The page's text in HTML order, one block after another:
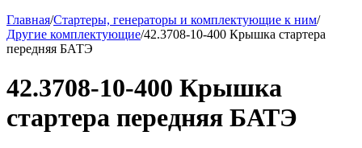
Главная/Стартеры, генераторы и комплектующие к ним/
Другие комплектующие/42.3708-10-400 Крышка стартера
передняя БАТЭ
42.3708-10-400 Крышка
стартера передняя БАТЭ